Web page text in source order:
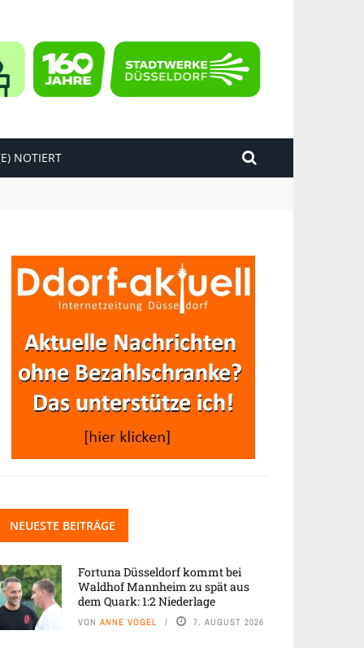
NOTIERT
NEUESTE BEITRÄGE
Fortuna Düsseldorf kommt bei
Waldhof Mannheim zu spät aus
dem Quark: 1:2 Niederlage
VON ANNE VOGEL 7. AUGUST 2026